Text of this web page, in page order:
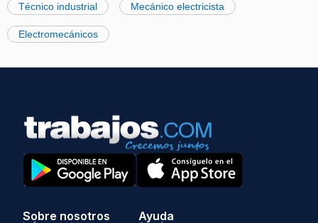
Técnico industrial Mecánico electricista
Electromecánicos
Sobre nosotros Ayuda